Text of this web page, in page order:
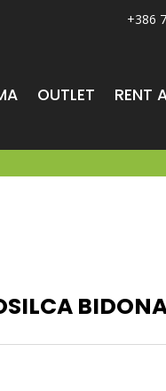
+386
OUTLET
RENT